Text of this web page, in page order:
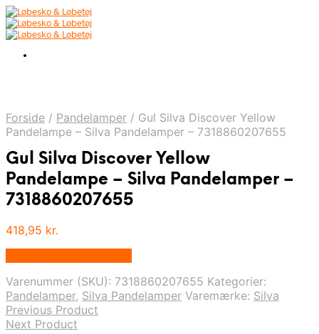
Forside / Pandelamper / Gul Silva Discover Yellow
Pandelampe – Silva Pandelamper – 7318860207655
Gul Silva Discover Yellow
Pandelampe – Silva Pandelamper –
7318860207655
418,95 kr.
Varenummer (SKU): 7318860207655 Kategorier:
Pandelamper, Silva Pandelamper Varemærke: Silva
Previous Product
Next Product